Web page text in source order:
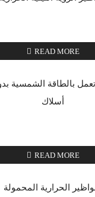
READ MORE
أسلاك
READ MORE
الحرارية المحمولة